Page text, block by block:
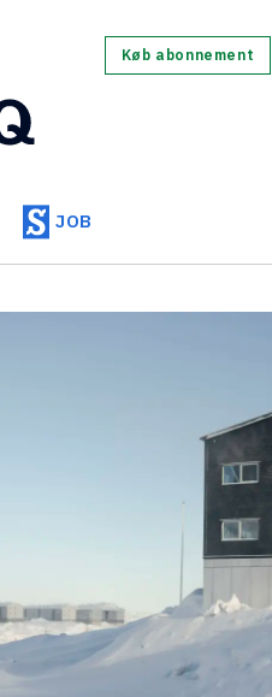
Køb abonnement
JOB